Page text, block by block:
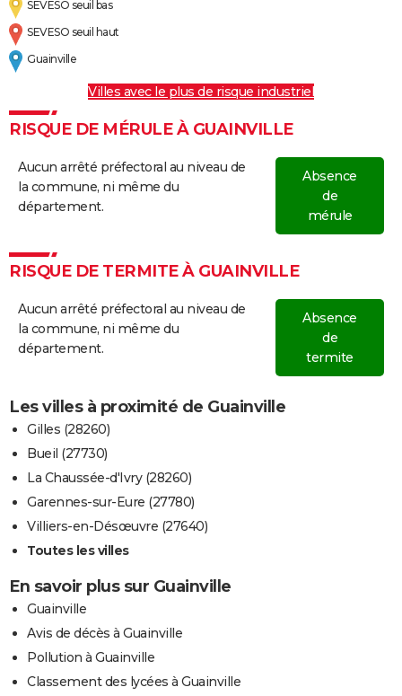
SEVESO seuil bas
SEVESO seuil haut
Guainville
Villes avec le plus de risque industriel
RISQUE DE MÉRULE À GUAINVILLE
Aucun arrêté préfectoral au niveau de
la commune, ni même du
département.
Absence
de
mérule
RISQUE DE TERMITE À GUAINVILLE
Aucun arrêté préfectoral au niveau de
la commune, ni même du
département.
Absence
de
termite
Les villes à proximité de Guainville
Gilles (28260)
Bueil (27730)
La Chaussée-d'Ivry (28260)
Garennes-sur-Eure (27780)
Villiers-en-Désœuvre (27640)
Toutes les villes
En savoir plus sur Guainville
Guainville
Avis de décès à Guainville
Pollution à Guainville
Classement des lycées à Guainville